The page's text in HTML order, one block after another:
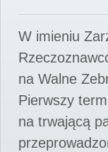
W imieniu
na Walne
Pierwszy
na trwającą